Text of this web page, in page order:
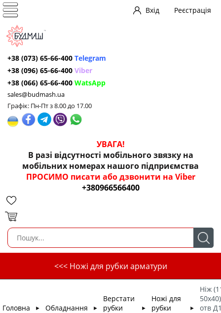
Вхід Реєстрація
+38 (073) 65-66-400 Telegram
+38 (096) 65-66-400 Viber
+38 (066) 65-66-400 WatsApp
sales@budmash.ua
Графік: Пн-Пт з 8.00 до 17.00
УВАГА!
В разі відсутності мобільного звязку на
мобільних номерах нашого підприємства
ПРОСИМО писати або дзвонити на Viber
+380966566400
<<< Ножі для рубки арматури
Головна ► Обладнання ►
Верстати
рубки
►
Ножі для
рубки
►
Ніж
отв